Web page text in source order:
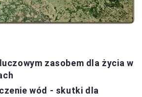
zasobem dla życia w
wód - skutki dla